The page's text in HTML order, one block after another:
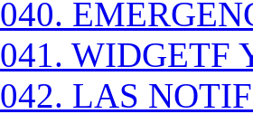
040.
041. WIDGETF
042. LAS